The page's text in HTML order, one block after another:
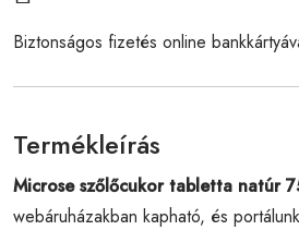
Biztonságos fizetés online
Termékleírás
Microse szőlőcukor tabletta natúr
webáruházakban kapható, és